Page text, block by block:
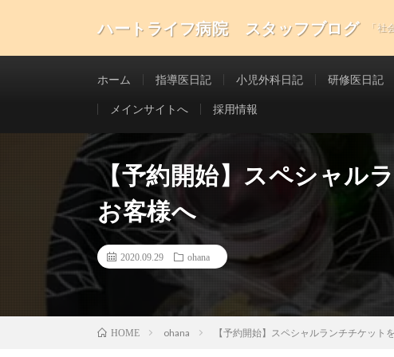
ハートライフ病院 スタッフブログ 「
ホーム 指導医日記 小児外科日記 研修医日記
メインサイトへ 採用情報
【予約開始】スペシャル
お客様へ
2020.09.29 ohana
HOME ohana 【予約開始】スペシャルランチチケット